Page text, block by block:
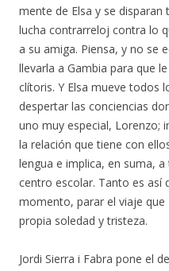
mente de Elsa y se disparan
lucha contrarreloj contra lo
a su amiga. Piensa, y no se
llevarla a Gambia para que
clítoris. Y Elsa mueve todos
despertar las conciencias
uno muy especial, Lorenzo;
la relación que tiene con
lengua e implica, en suma,
centro escolar. Tanto es así
momento, parar el viaje que
propia soledad y tristeza.
Jordi Sierra i Fabra pone el